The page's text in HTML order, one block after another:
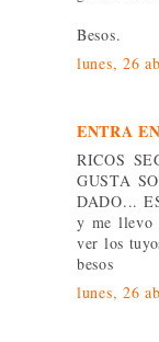
Besos.
lunes, 26
ENTRA
RICOS
GUSTA
DADO...
y me llevo
ver los
besos
lunes, 26